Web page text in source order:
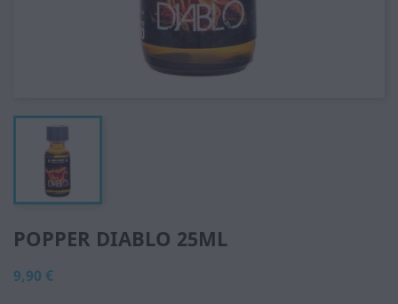
POPPER DIABLO 25ML
9,90 €